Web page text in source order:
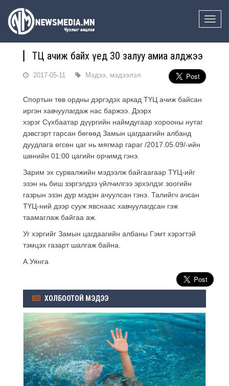
Toggle
ТҮЦ ачиж байх үед 30 залуу амиа алджээ
2017-05-11 Мэдээ, мэдээлэл
Спортын төв ордны дэргэдэх аркад ТҮЦ ачиж байсан
иргэн хавчуулагдаж нас баржээ. Дээрх
хэрэг Сүхбаатар дүүргийн наймдугаар хорооны нутаг
дэвсгэрт гарсан бөгөөд Замын цагдаагийн албанд
дуудлага өгсөн цаг нь мягмар гараг /2017.05.09/-ийн
шөнийн 01:00 цагийн орчимд гэнэ.
Зарим эх сурвалжийн мэдээлж байгаагаар ТҮЦ-ийг
эзэн нь биш зэргэлдээ үйлчилгээ эрхэлдэг зоогийн
газрын эзэн дур мэдэн ачуулсан гэнэ. Талийгч ачсан
ТҮЦ-ний дээр сууж явснаас хавчуулагдсан гэж
таамаглаж байгаа аж.
Уг хэргийг Замын цагдаагийн албаны Гэмт хэрэгтэй
тэмцэх газарт шалгаж байна.
А.Уянга
ХОЛБООТОЙ МЭДЭЭ